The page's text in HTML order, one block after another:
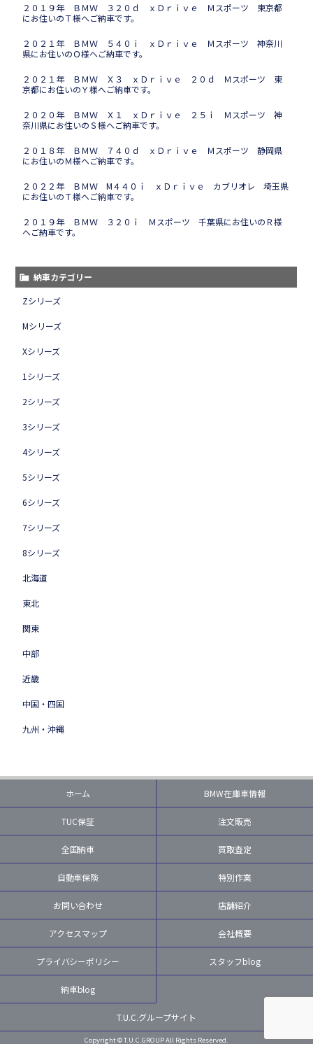
２０１９年 ＢＭＷ ３２０ｄ ｘＤｒｉｖｅ Ｍスポーツ 東京都
にお住いのＴ様へご納車です。
２０２１年 ＢＭＷ ５４０ｉ ｘＤｒｉｖｅ Ｍスポーツ 神奈川
県にお住いのＯ様へご納車です。
２０２１年 ＢＭＷ Ｘ３ ｘＤｒｉｖｅ ２０ｄ Ｍスポーツ 東
京都にお住いのＹ様へご納車です。
２０２０年 ＢＭＷ Ｘ１ ｘＤｒｉｖｅ ２５ｉ Ｍスポーツ 神
奈川県にお住いのＳ様へご納車です。
２０１８年 ＢＭＷ ７４０ｄ ｘＤｒｉｖｅ Ｍスポーツ 静岡県
にお住いのＭ様へご納車です。
２０２２年 ＢＭＷ M４４０ｉ ｘＤｒｉｖｅ カブリオレ 埼玉県
にお住いのＴ様へご納車です。
２０１９年 ＢＭＷ ３２０ｉ Ｍスポーツ 千葉県にお住いのＲ様
へご納車です。
納車カテゴリー
Zシリーズ
Mシリーズ
Xシリーズ
1シリーズ
2シリーズ
3シリーズ
4シリーズ
5シリーズ
6シリーズ
7シリーズ
8シリーズ
北海道
東北
関東
中部
近畿
中国・四国
九州・沖縄
ホーム BMW在庫車情報
TUC保証 注文販売
全国納車 買取査定
自動車保険 特別作業
お問い合わせ 店舗紹介
アクセスマップ 会社概要
プライバシーポリシー スタッフblog
納車blog
T.U.C.グループサイト
Copyright © T.U.C.GROUP All Rights Reserved.